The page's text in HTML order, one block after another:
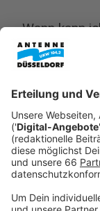
Wann kann
Anzeige
72 Stunden
Tage, kann
kostenlos
Verordnung
Spahn. In den
Hälfte der
testen lassen.